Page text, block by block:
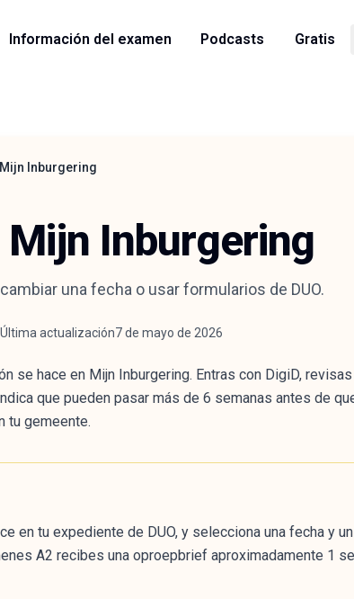
Información del examen Podcasts Gratis
Inburgering
Inburgering
una fecha o usar formularios de DUO.
Última actualización7 de mayo de 2026
se hace en Mijn Inburgering. Entras con DigiD,
que pueden pasar más de 6 semanas antes de
tu gemeente.
en tu expediente de DUO, y selecciona una fecha y
A2 recibes una oproepbrief aproximadamente 1